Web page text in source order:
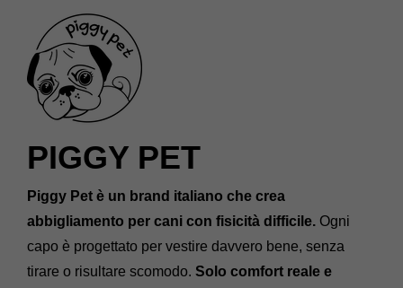
PIGGY PET
Piggy Pet è un brand italiano che crea
abbigliamento per cani con fisicità difficile. Ogni
capo è progettato per vestire davvero bene, senza
tirare o risultare scomodo. Solo comfort reale e